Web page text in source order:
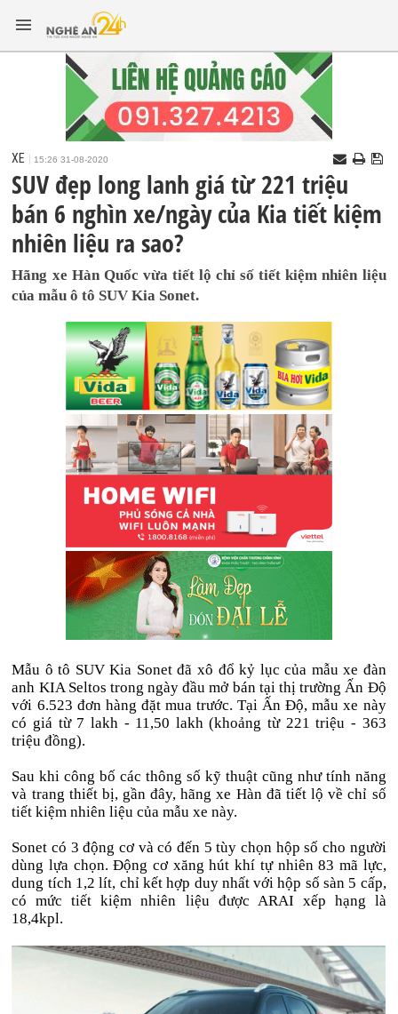
XE 15:26 31-08-2020
SUV đẹp long lanh giá từ 221 triệu
bán 6 nghìn xe/ngày của Kia tiết kiệm
nhiên liệu ra sao?
Hãng xe Hàn Quốc vừa tiết lộ chỉ số tiết kiệm nhiên liệu
của mẫu ô tô SUV Kia Sonet.
Mẫu ô tô SUV Kia Sonet đã xô đổ kỷ lục của mẫu xe đàn
anh KIA Seltos trong ngày đầu mở bán tại thị trường Ấn Độ
với 6.523 đơn hàng đặt mua trước. Tại Ấn Độ, mẫu xe này
có giá từ 7 lakh - 11,50 lakh (khoảng từ 221 triệu - 363
triệu đồng).
Sau khi công bố các thông số kỹ thuật cũng như tính năng
và trang thiết bị, gần đây, hãng xe Hàn đã tiết lộ về chỉ số
tiết kiệm nhiên liệu của mẫu xe này.
Sonet có 3 động cơ và có đến 5 tùy chọn hộp số cho người
dùng lựa chọn. Động cơ xăng hút khí tự nhiên 83 mã lực,
dung tích 1,2 lít, chỉ kết hợp duy nhất với hộp số sàn 5 cấp,
có mức tiết kiệm nhiên liệu được ARAI xếp hạng là
18,4kpl.